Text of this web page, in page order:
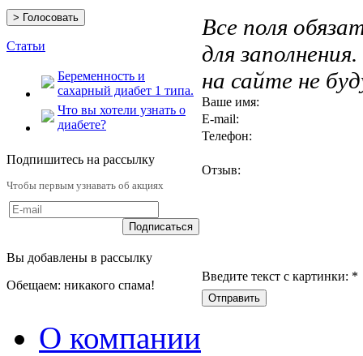
Статьи
Беременность и
сахарный диабет 1 типа.
Что вы хотели узнать о
диабете?
Подпишитесь на рассылку
Чтобы первым узнавать об акциях
Вы добавлены в рассылку
Обещаем: никакого спама!
Все поля
для
на сайте не
Ваше имя:
E-mail:
Телефон:
Отзыв:
Введите текст с картинки: *
О компании